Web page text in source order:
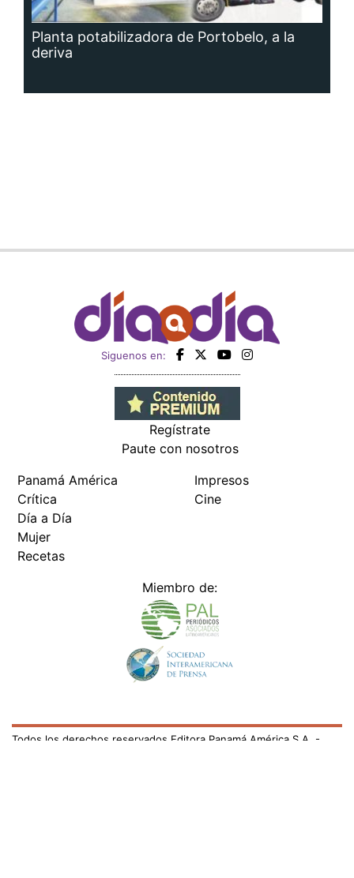
Planta potabilizadora de Portobelo, a la
deriva
Siguenos en:
Regístrate
Paute con nosotros
Panamá América
Crítica
Día a Día
Mujer
Recetas
Impresos
Cine
Miembro de:
Todos los derechos reservados Editora Panamá América S.A. -